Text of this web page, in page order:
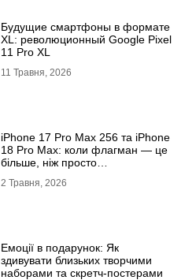
Будущие смартфоны в формате
XL: революционный Google Pixel
11 Pro XL
11 Травня, 2026
iРhone 17 Рro Мax 256 та iРhone
18 Рro Мax: коли флагман — це
більше, ніж просто
2 Травня, 2026
Емоції в подарунок: Як
здивувати близьких творчими
наборами та скретч-постерами